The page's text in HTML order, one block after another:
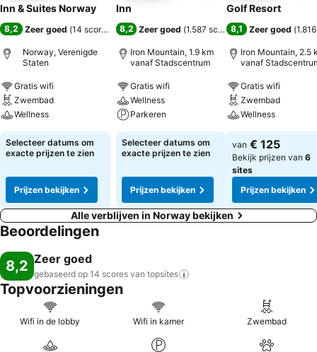
Inn & Suites Norway
8,2 Zeer goed (14 scores
Norway, Verenigde
Staten
Gratis wifi
Zwembad
Wellness
Selecteer datums om
exacte prijzen te zien
Prijzen bekijken
Inn
8,2 Zeer goed (1.587 scores)
Iron Mountain, 1.9 km
vanaf Stadscentrum
Gratis wifi
Wellness
Parkeren
Selecteer datums om
exacte prijzen te zien
Prijzen bekijken
Golf Resort
8,1 Zeer goed (
Iron Mountain, 2.5
vanaf
Gratis wifi
Zwembad
Wellness
van € 125
Bekijk prijzen van 6
sites
Prijzen bekijken
Alle verblijven in Norway bekijken
Beoordelingen
8,2 Zeer goed
gebaseerd op 14 scores van topsites
Topvoorzieningen
Wifi in de lobby Wifi in kamer Zwembad